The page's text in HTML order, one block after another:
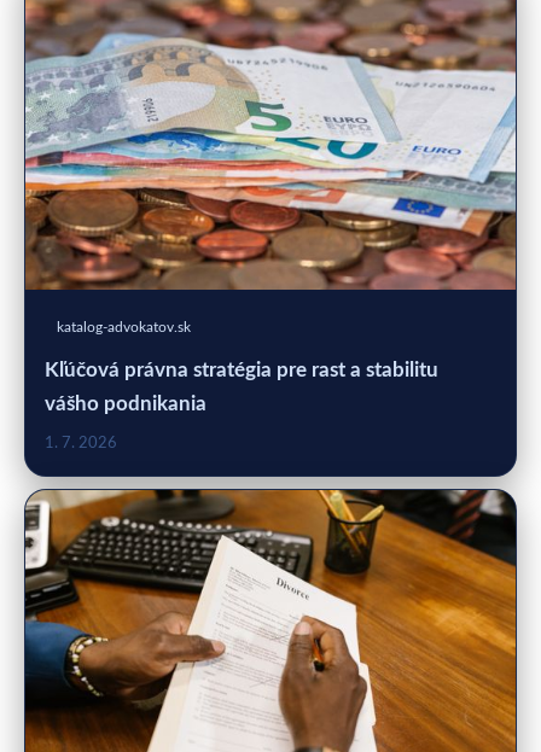
katalog-advokatov.sk
Kľúčová právna stratégia pre rast a stabilitu
vášho podnikania
1. 7. 2026